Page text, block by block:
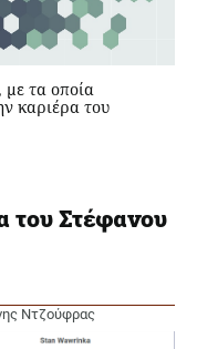
με τα οποία
καριέρα του
του Στέφανου
Ντζούφρας